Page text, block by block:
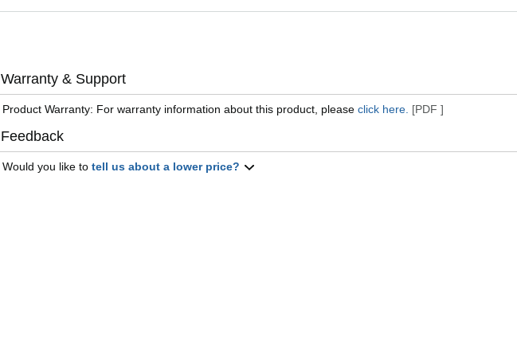
Warranty & Support
Product Warranty: For warranty information about this product, pleaseclick here. [PDF ]
Feedback
Would you like totell us about a lower price?